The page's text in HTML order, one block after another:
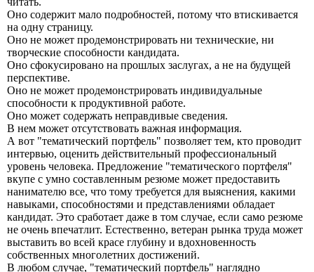
Оно содержит мало подробностей, потому что втискивается
на одну страницу.
Оно не может продемонстрировать ни технические, ни
творческие способности кандидата.
Оно сфокусировано на прошлых заслугах, а не на будущей
перспективе.
Оно не может продемонстрировать индивидуальные
способности к продуктивной работе.
Оно может содержать неправдивые сведения.
В нем может отсутствовать важная информация.
А вот "тематический портфель" позволяет тем, кто проводит
интервью, оценить действительный профессиональный
уровень человека. Предложение "тематического портфеля"
вкупе с умно составленным резюме может предоставить
нанимателю все, что тому требуется для выяснения, какими
навыками, способностями и представлениями обладает
кандидат. Это сработает даже в том случае, если само резюме
не очень впечатлит. Естественно, ветеран рынка труда может
выставить во всей красе глубину и вдохновенность
собственных многолетних достижений.
В любом случае, "тематический портфель" наглядно